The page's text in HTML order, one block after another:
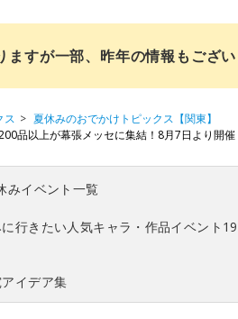
すが一部、昨年の情報もござい
ス
夏休みのおでかけトピックス【関東】
品以上が幕張メッセに集結！8月7日より開催
みイベント一覧
行きたい人気キャラ・作品イベント19
イデア集